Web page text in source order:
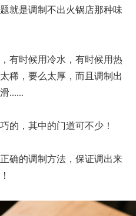
就是调制不出火锅店那种味
有时候用冷水，有时候用热
稀，要么太厚，而且调制出
......
的，其中的门道可不少！
确的调制方法，保证调出来